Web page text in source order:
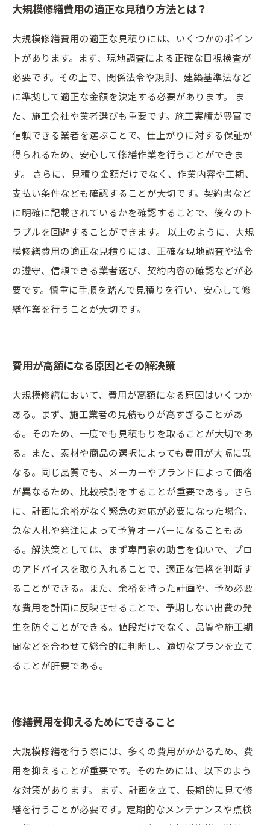
大規模修繕費用の適正な見積り方法とは？
大規模修繕費用の適正な見積りには、いくつかのポイン
トがあります。まず、現地調査による正確な目視検査が
必要です。その上で、関係法令や規則、建築基準法など
に準拠して適正な金額を決定する必要があります。 ま
た、施工会社や業者選びも重要です。施工実績が豊富で
信頼できる業者を選ぶことで、仕上がりに対する保証が
得られるため、安心して修繕作業を行うことができま
す。 さらに、見積り金額だけでなく、作業内容や工期、
支払い条件なども確認することが大切です。契約書など
に明確に記載されているかを確認することで、後々のト
ラブルを回避することができます。 以上のように、大規
模修繕費用の適正な見積りには、正確な現地調査や法令
の遵守、信頼できる業者選び、契約内容の確認などが必
要です。慎重に手順を踏んで見積りを行い、安心して修
繕作業を行うことが大切です。
費用が高額になる原因とその解決策
大規模修繕において、費用が高額になる原因はいくつか
ある。まず、施工業者の見積もりが高すぎることがあ
る。そのため、一度でも見積もりを取ることが大切であ
る。また、素材や商品の選択によっても費用が大幅に異
なる。同じ品質でも、メーカーやブランドによって価格
が異なるため、比較検討をすることが重要である。さら
に、計画に余裕がなく緊急の対応が必要になった場合、
急な入札や発注によって予算オーバーになることもあ
る。解決策としては、まず専門家の助言を仰いで、プロ
のアドバイスを取り入れることで、適正な価格を判断す
ることができる。また、余裕を持った計画や、予め必要
な費用を計画に反映させることで、予期しない出費の発
生を防ぐことができる。値段だけでなく、品質や施工期
間などを合わせて総合的に判断し、適切なプランを立て
ることが肝要である。
修繕費用を抑えるためにできること
大規模修繕を行う際には、多くの費用がかかるため、費
用を抑えることが重要です。そのためには、以下のよう
な対策があります。 まず、計画を立て、長期的に見て修
繕を行うことが必要です。定期的なメンテナンスや点検